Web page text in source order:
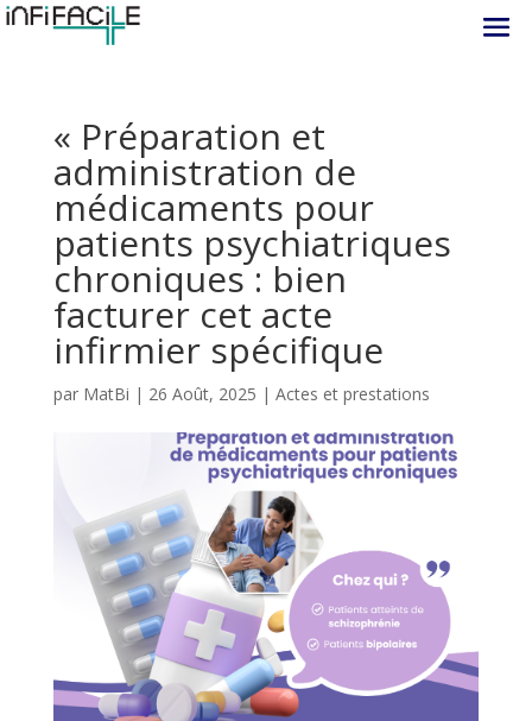
« Préparation et
administration de
médicaments pour
patients psychiatriques
chroniques : bien
facturer cet acte
infirmier spécifique
par MatBi | 26 Août, 2025 | Actes et prestations